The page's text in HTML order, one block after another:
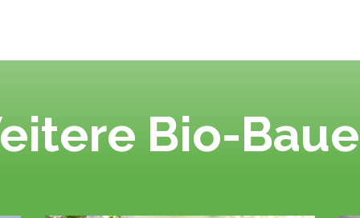
Bio-